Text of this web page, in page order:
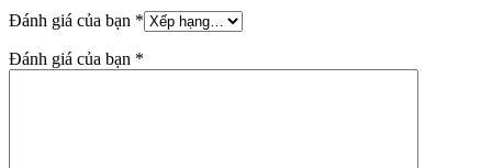
Đánh giá của bạn *
Đánh giá của bạn *